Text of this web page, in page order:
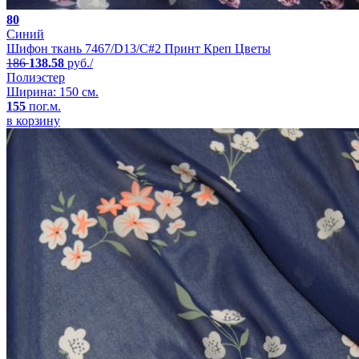
80
Синий
Шифон ткань 7467/D13/C#2 Принт Креп Цветы
186138.58 руб./
Полиэстер
Ширина: 150 см.
155 пог.м.
в корзину